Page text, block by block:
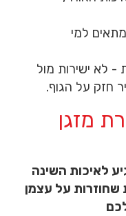
למי
- לא ישירות מול
חזק על הגוף.
מזגן
לאיכות השינה
שחוזרות על עצמן